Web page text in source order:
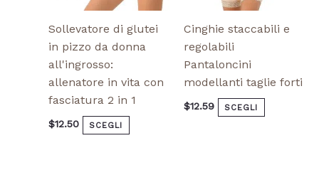
Sollevatore di glutei
in pizzo da donna
all'ingrosso:
allenatore in vita con
fasciatura 2 in 1
$12.50 SCEGLI
prodotto
Cinghie staccabili e
regolabili
Pantaloncini
modellanti taglie forti
$12.59 SCEGLI